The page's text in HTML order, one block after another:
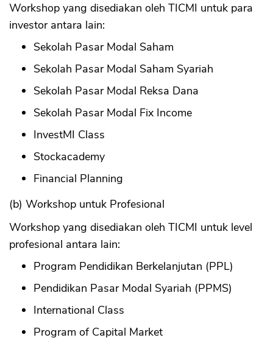
Workshop yang disediakan oleh TICMI untuk para
investor antara lain:
Sekolah Pasar Modal Saham
Sekolah Pasar Modal Saham Syariah
Sekolah Pasar Modal Reksa Dana
Sekolah Pasar Modal Fix Income
InvestMI Class
Stockacademy
Financial Planning
(b) Workshop untuk Profesional
Workshop yang disediakan oleh TICMI untuk level
profesional antara lain:
Program Pendidikan Berkelanjutan (PPL)
Pendidikan Pasar Modal Syariah (PPMS)
International Class
Program of Capital Market